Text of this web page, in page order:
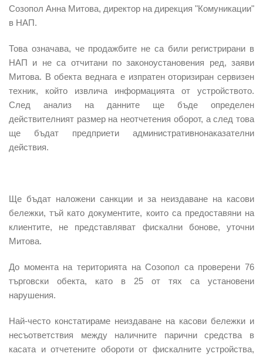
Созопол Анна Митова, директор на дирекция "Комуникации"
в НАП.
Това означава, че продажбите не са били регистрирани в
НАП и не са отчитани по законоустановения ред, заяви
Митова. В обекта веднага е изпратен оторизиран сервизен
техник, който извлича информацията от устройството.
След анализ на данните ще бъде определен
действителният размер на неотчетения оборот, а след това
ще бъдат предприети административнонаказателни
действия.
Ще бъдат наложени санкции и за неиздаване на касови
бележки, тъй като документите, които са предоставяни на
клиентите, не представляват фискални бонове, уточни
Митова.
До момента на територията на Созопол са проверени 76
търговски обекта, като в 25 от тях са установени
нарушения.
Най-често констатираме неиздаване на касови бележки и
несъответствия между наличните парични средства в
касата и отчетените обороти от фискалните устройства,